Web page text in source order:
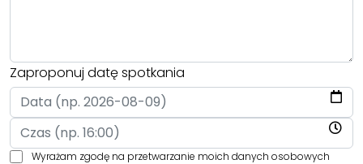
Zaproponuj datę spotkania
Wyrażam zgodę na przetwarzanie moich danych osobowych